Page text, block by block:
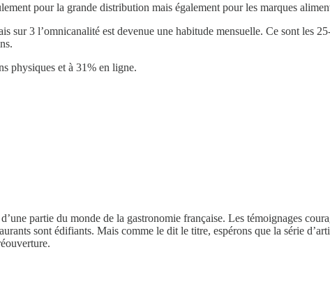
pour la grande distribution mais également pour les marques
sur 3 l’omnicanalité est devenue une habitude mensuelle. Ce sont les
physiques et à 31% en ligne.
partie du monde de la gastronomie française. Les témoignages
sont édifiants. Mais comme le dit le titre, espérons que la série